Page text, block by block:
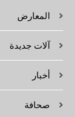
المعارض
آلات جديدة
أخبار
صحافة